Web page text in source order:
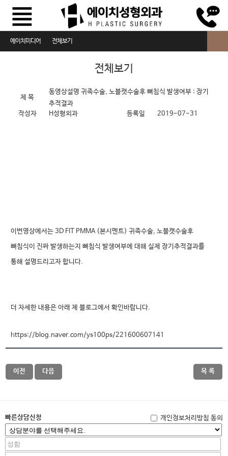
에이치미디어 전체보기
전체보기
제 목
동영상설명 귀족수술, 노블캣수술후 뼈침식 발생여부 : 장기
추적결과
작성자
H성형외과 등록일 2019-07-31
이번영상에서는 3D FIT PMMA (본시멘트) 귀족수술, 노블캣수술후
뼈침식이 진짜 발생하는지 뼈침식 발생여부에 대해 실제 장기추적결과를
통해 설명드리고자 합니다.
더 자세한 내용은 아래 제 블로그에서 확인바랍니다.
https://blog.naver.com/ys100ps/221600607141
이전 다음 목 록
빠른상담신청 개인정보처리방침 동의